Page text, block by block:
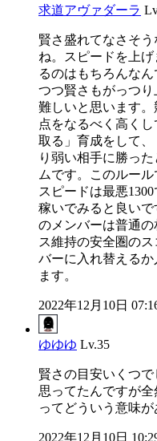
求道アヴァダーラ
賢さ盛れてなさそ
ね。スピードを上
るのはもちろんな
つつ賢さもがっつ
難しいと思います
点をなるべく高く
取る」育成をして
り弱い相手に勝っ
ムです。このルー
スピードは最悪
稼いでみると良い
のメンバーは普通
ス維持の安全圏の
バーに入れ替える
ます。
2022年12月10日
ゆゆゆ Lv.35
賢さの目安いくつ
思ってたんですが
ってどういう意味
2022年12月10日